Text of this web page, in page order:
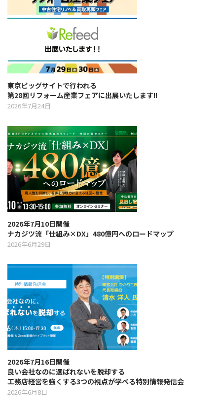
g
t
i
n
東京ビッグサイトで行われる
第28回リフォーム産業フェアに出展いたします!!
2026年7月24日
2026年7月10日開催
ナカジツ流「仕組み×DX」480億円へのロードマップ
2026年6月29日
2026年7月16日開催
良い会社なのに選ばれないを脱却する
工務店経営を強くする3つの視点が学べる特別情報発信会
2026年6月8日